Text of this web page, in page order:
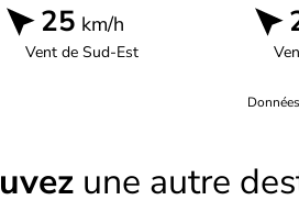
25 km/h
Vent deSud-Est
une autre